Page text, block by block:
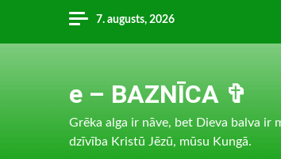
content
7. augusts, 2026
e – BAZNĪCA ✞
Grēka alga ir nāve, bet Dieva balva ir
dzīvība Kristū Jēzū, mūsu Kungā.